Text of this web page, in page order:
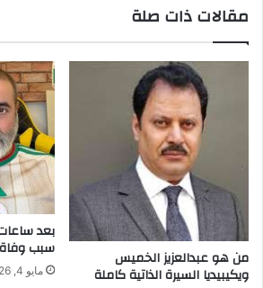
مقالات ذات صلة
من هو عبدالعزيز الخميس
ويكيبيديا السيرة الذاتية كاملة
بعد
سبب
مايو 4, 2026